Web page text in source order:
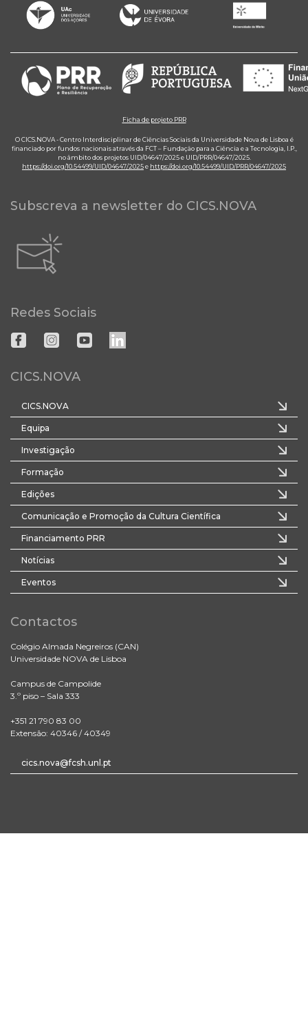
Ficha de projeto PRR
O CICS.NOVA - Centro Interdisciplinar de Ciências Sociais da Universidade Nova de Lisboa é
financiado por fundos nacionais através da FCT – Fundação para a Ciência e a Tecnologia, I.P.,
no âmbito dos projetos UID/04647/2025 e UID/PRR/04647/2025.
https://doi.org/10.54499/UID/04647/2025e https://doi.org/10.54499/UID/PRR/04647/2025
Subscreva a newsletter do CICS.NOVA
Redes Sociais
CICS.NOVA
CICS.NOVA
Equipa
Investigação
Formação
Edições
Comunicação e Promoção da Cultura Científica
Financiamento PRR
Notícias
Eventos
Contactos
Colégio Almada Negreiros (CAN)
Universidade NOVA de Lisboa
Campus de Campolide
3.º piso – Sala 333
+351 21 790 83 00
Extensão: 40346 / 40349
cics.nova@fcsh.unl.pt